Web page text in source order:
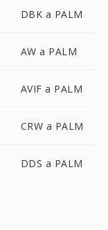
DBK a PALM
AW a PALM
AVIF a PALM
CRW a PALM
DDS a PALM